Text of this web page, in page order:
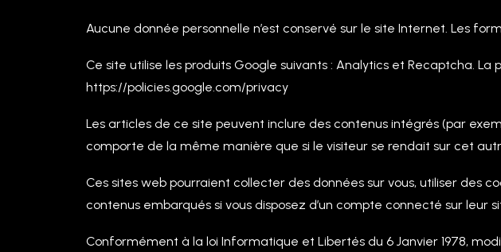
Aucune donnée personnelle n’est conservé sur le site Internet. Les
Ce site utilise les produits Google suivants : Analytics et Recaptcha.
https://policies.google.com/privacy
Les articles de ce site peuvent inclure des contenus intégrés (par
comporte de la même manière que si le visiteur se rendait sur cet
Ces sites web pourraient collecter des données sur vous, utiliser des
contenus embarqués si vous disposez d’un compte connecté sur leur
Conformément à la loi Informatique et Libertés du 6 Janvier 1978,